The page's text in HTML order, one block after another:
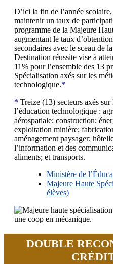
D’ici la fin de l’année
maintenir un taux de
programme de la Majeure
augmentant le taux
secondaires avec le sceau de
Destination réussite vise à
11% pour l’ensemble des 13
Spécialisation axés sur les
technologique.*
* Treize (13) secteurs axés
l’éducation technologique :
aérospatiale; construction;
exploitation minière;
aménagement paysager;
l’information et des
aliments; et transports.
Ministère de
Majeure Haute
élèves)
DOUBLE